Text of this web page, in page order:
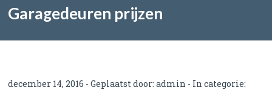
Garagedeuren prijzen
december 14, 2016 - Geplaatst door:admin - In categorie: